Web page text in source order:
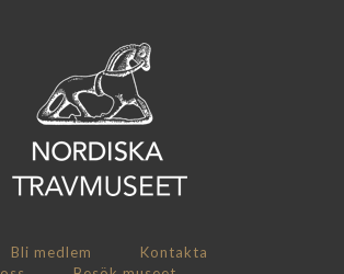
Bli medlem
Kontakta